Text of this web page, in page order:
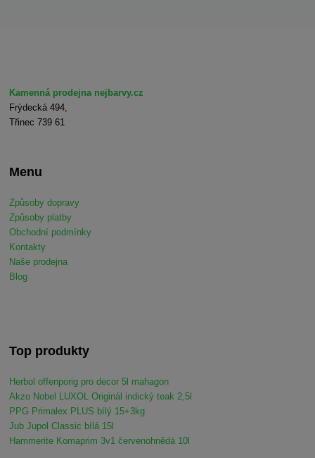
Kamenná prodejna nejbarvy.cz
Frýdecká 494,
Třinec 739 61
Menu
Způsoby dopravy
Způsoby platby
Obchodní podmínky
Kontakty
Naše prodejna
Blog
Top produkty
Herbol offenporig pro decor 5l mahagon
Akzo Nobel LUXOL Originál indický teak 2,5l
PPG Primalex PLUS bílý 15+3kg
Jub Jupol Classic bílá 15l
Hammerite Komaprim 3v1 červenohnědá 10l